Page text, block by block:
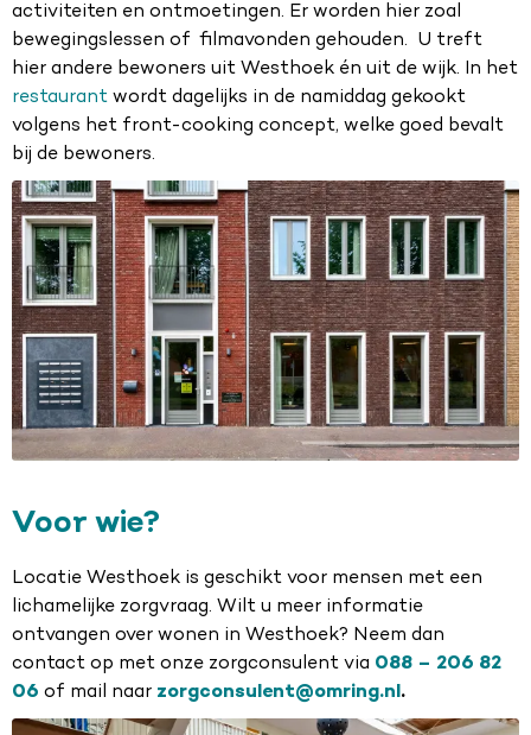
activiteiten en ontmoetingen. Er worden hier zoal
bewegingslessen of filmavonden gehouden. U treft
hier andere bewoners uit Westhoek én uit de wijk. In het
restaurant wordt dagelijks in de namiddag gekookt
volgens het front-cooking concept, welke goed bevalt
bij de bewoners.
Voor wie?
Locatie Westhoek is geschikt voor mensen met een
lichamelijke zorgvraag. Wilt u meer informatie
ontvangen over wonen in Westhoek? Neem dan
contact op met onze zorgconsulent via 088 – 206 82
06 of mail naar zorgconsulent@omring.nl .